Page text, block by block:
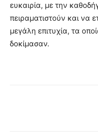
ευκαιρία, με την
πειραματιστούν και να
μεγάλη επιτυχία, τα
δοκίμασαν.